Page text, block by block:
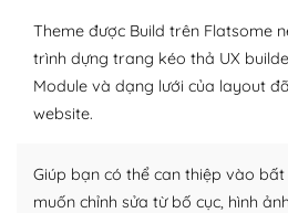
WordPress để tăng thêm các
nhiều plugin trả phí hoặc miễn
Nhờ lượng người dùng đông
plugin của WordPress rất phong
lập website của mình.
Theme được Build trên Flatsome
trình dựng trang kéo thả UX
Module và dạng lưới của layout
website.
Giúp bạn có thể can thiệp vào
muốn chỉnh sửa từ bố cục, hình